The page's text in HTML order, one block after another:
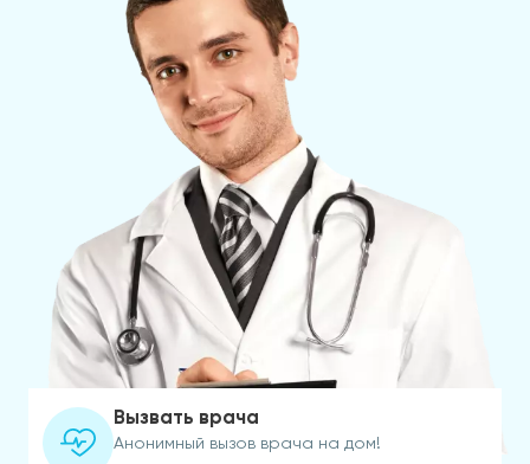
Вызвать врача
Анонимный вызов врача на дом!